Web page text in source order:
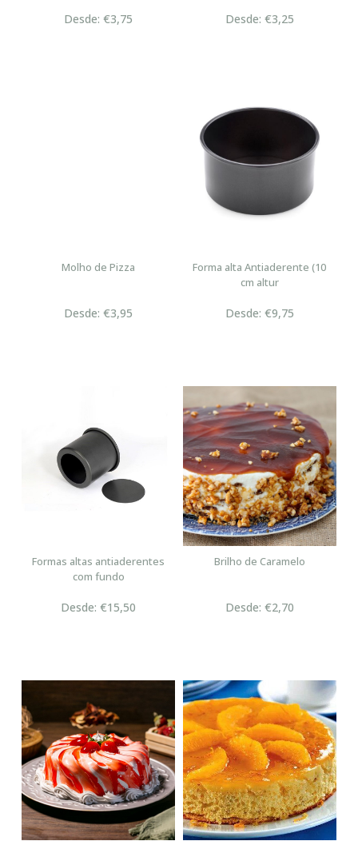
Desde: €3,75 Desde: €3,25
Molho de Pizza
Desde: €3,95
Forma alta Antiaderente (10
cm altur
Desde: €9,75
Formas altas antiaderentes
com fundo
Desde: €15,50
Brilho de Caramelo
Desde: €2,70